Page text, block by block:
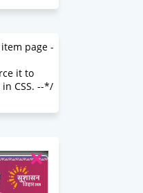
page -
it to
CSS. --*/